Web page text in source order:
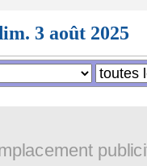
3 août 2025